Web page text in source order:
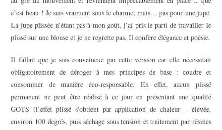
c’est beau ! Je suis vraiment sous le charme, mais… pas pour une jupe.
La jupe plissée n’étant pas à mon goût, j’ai pris le parti de travailler le
plissé sur une blouse et je ne regrette pas. Il confère élégance et poésie.
Il fallait que je sois convaincue par cette version car elle nécessitait
obligatoirement de déroger à mes principes de base : coudre et
consommer de manière éco-responsable. En effet, aucun plissé
permanent ne peut être réalisé à ce jour en présentant une qualité
GOTS (l’effet plissé s’obtient par application de chaleur – élevée,
environ 100 degrés, puis séchage sous tension et traitement par résines